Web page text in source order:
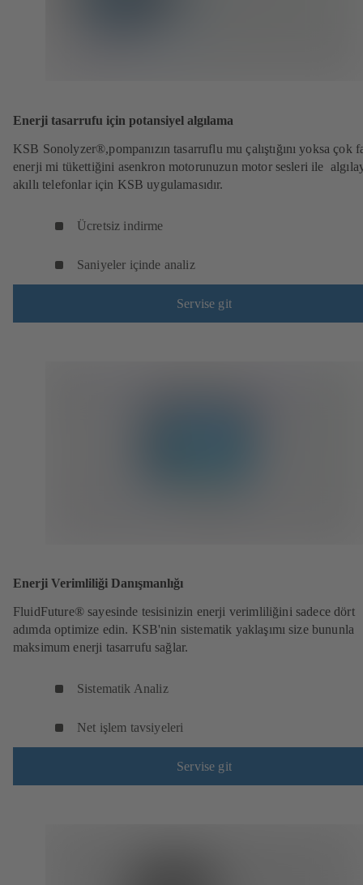
Enerji tasarrufu için potansiyel algılama
KSB Sonolyzer®,pompanızın tasarruflu mu çalıştığını yoksa çok
enerji mi tükettiğini asenkron motorunuzun motor sesleri ile
akıllı telefonlar için KSB uygulamasıdır.
Ücretsiz indirme
Saniyeler içinde analiz
Servise git
Enerji Verimliliği Danışmanlığı
FluidFuture® sayesinde tesisinizin enerji verimliliğini sadece dört
adımda optimize edin. KSB'nin sistematik yaklaşımı size bununla
maksimum enerji tasarrufu sağlar.
Sistematik Analiz
Net işlem tavsiyeleri
Servise git